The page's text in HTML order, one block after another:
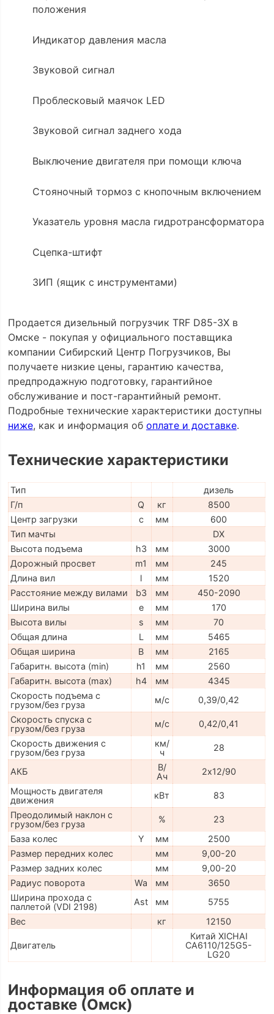
положения
Индикатор давления масла
Звуковой сигнал
Проблесковый маячок LED
Звуковой сигнал заднего хода
Выключение двигателя при помощи ключа
Стояночный тормоз с кнопочным включением
Указатель уровня масла гидротрансформатора
Сцепка-штифт
ЗИП (ящик с инструментами)
Продается дизельный погрузчик TRF D85-3X в
Омске - покупая у официального поставщика
компании Сибирский Центр Погрузчиков, Вы
получаете низкие цены, гарантию качества,
предпродажную подготовку, гарантийное
обслуживание и пост-гарантийный ремонт.
Подробные технические характеристики доступны
ниже, как и информация об оплате и доставке.
Технические характеристики
Тип
дизель
Г/п
Q кг
8500
Центр загрузки
c мм
600
Тип мачты
DX
Высота подъема
h3 мм
3000
Дорожный просвет
m1 мм
245
Длина вил
l мм
1520
Расстояние между вилами
b3 мм
450-2090
Ширина вилы
e мм
170
Высота вилы
s мм
70
Общая длина
L мм
5465
Общая ширина
B мм
2165
Габаритн. высота (min)
h1 мм
2560
Габаритн. высота (max)
h4 мм
4345
Скорость подъема с
грузом/без груза
м/с
0,39/0,42
Скорость спуска с
грузом/без груза
м/с
0,42/0,41
Скорость движения с
грузом/без груза
км/
ч
28
АКБ
В/
Ач
2х12/90
Мощность двигателя
движения
кВт
83
Преодолимый наклон с
грузом/без груза
%
23
База колес
Y мм
2500
Размер передних колес
мм
9,00-20
Размер задних колес
мм
9,00-20
Радиус поворота
Wa мм
3650
Ширина прохода с
паллетой (VDI 2198)
Ast мм
5755
Вес
кг 12150
Двигатель
Китай XICHAI
CA6110/125G5-
LG20
Информация об оплате и
доставке (Омск)